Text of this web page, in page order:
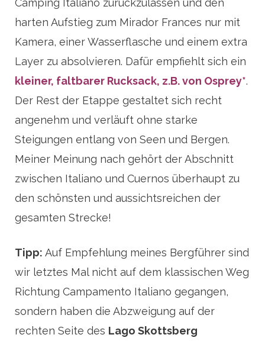
harten Aufstieg zum Mirador Frances nur mit
Kamera, einer Wasserflasche und einem extra
Layer zu absolvieren. Dafür empfiehlt sich ein
kleiner, faltbarer Rucksack, z.B. von Osprey*.
Der Rest der Etappe gestaltet sich recht
angenehm und verläuft ohne starke
Steigungen entlang von Seen und Bergen.
Meiner Meinung nach gehört der Abschnitt
zwischen Italiano und Cuernos überhaupt zu
den schönsten und aussichtsreichen der
gesamten Strecke!
Tipp: Auf Empfehlung meines Bergführer sind
wir letztes Mal nicht auf dem klassischen Weg
Richtung Campamento Italiano gegangen,
sondern haben die Abzweigung auf der
rechten Seite des Lago Skottsberg